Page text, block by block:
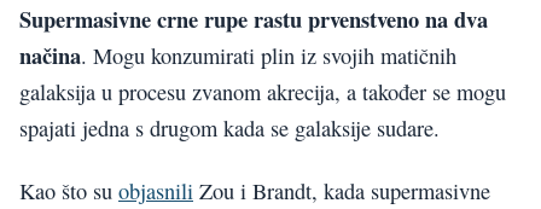
Supermasivne crne rupe rastu prvenstveno na dva
načina. Mogu konzumirati plin iz svojih matičnih
galaksija u procesu zvanom akrecija, a također se mogu
spajati jedna s drugom kada se galaksije sudare.
Kao što su objasnili Zou i Brandt, kada supermasivne